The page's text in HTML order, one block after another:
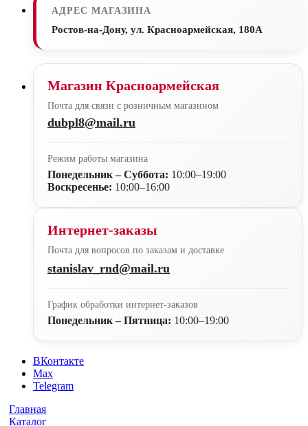
АДРЕС МАГАЗИНА
Ростов-на-Дону, ул. Красноармейская, 180А
Магазин Красноармейская
Почта для связи с розничным магазином
dubpl8@mail.ru
Режим работы магазина
Понедельник – Суббота: 10:00–19:00
Воскресенье: 10:00–16:00
Интернет-заказы
Почта для вопросов по заказам и доставке
stanislav_rnd@mail.ru
График обработки интернет-заказов
Понедельник – Пятница: 10:00–19:00
ВКонтакте
Max
Telegram
Главная
Каталог